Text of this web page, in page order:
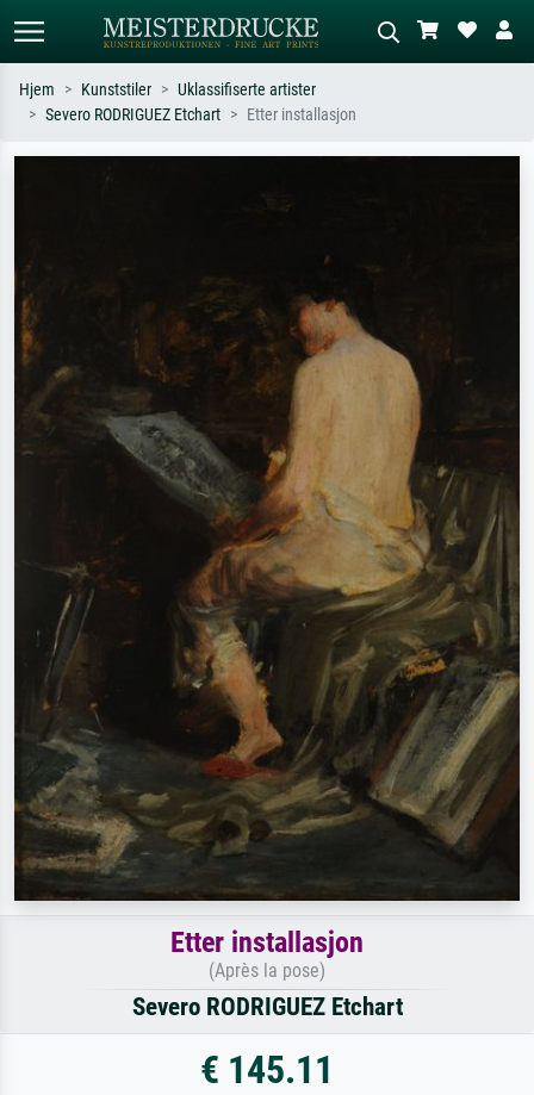
Hjem Kunststiler
Uklassifiserte artister
Severo RODRIGUEZ Etchart
Etter installasjon
Etter installasjon
(Après la pose)
Severo RODRIGUEZ Etchart
€ 145.11